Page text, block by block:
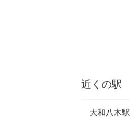
近くの駅
大和八木駅